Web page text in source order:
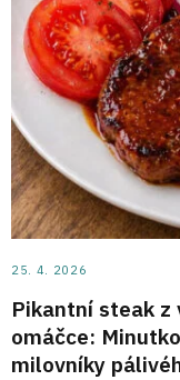
25. 4. 2026
Pikantní steak z
omáčce:
milovníky